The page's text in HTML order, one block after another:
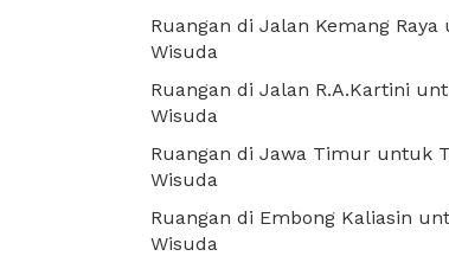
Ruangan di Jalan Kemang
Wisuda
Ruangan di Jalan R.A.Kartini
Wisuda
Ruangan di Jawa Timur untuk
Wisuda
Ruangan di Embong Kaliasin
Wisuda